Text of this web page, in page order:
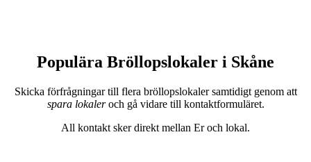
Populära Bröllopslokaler i Skåne
Skicka förfrågningar till flera bröllopslokaler samtidigt genom att
spara lokaleroch gå vidare till kontaktformuläret.
All kontakt sker direkt mellan Er och lokal.